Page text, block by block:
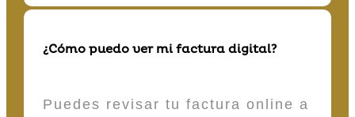
¿Cómo puedo ver mi factura digital?
Puedes revisar tu factura online a